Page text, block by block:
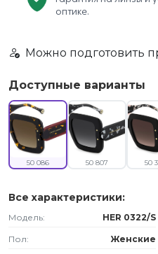
оптике.
Можно подготовить
Доступные варианты
50 086 50 807 50
Все характеристики:
Модель: HER 0322/S
Пол: Женские